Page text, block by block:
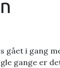
gået i gang
gange er